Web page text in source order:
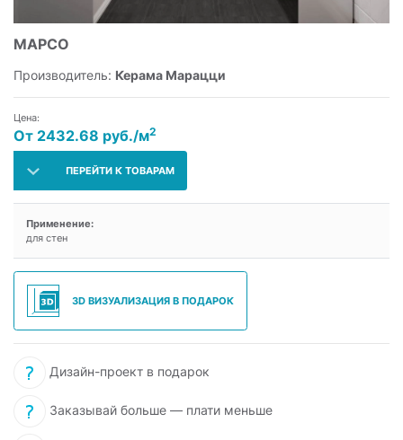
МАРСО
Производитель: Керама Марацци
Цена:
От 2432.68 руб./м2
ПЕРЕЙТИ К ТОВАРАМ
Применение:
для стен
3D ВИЗУАЛИЗАЦИЯ В ПОДАРОК
Дизайн-проект в подарок
Заказывай больше — плати меньше